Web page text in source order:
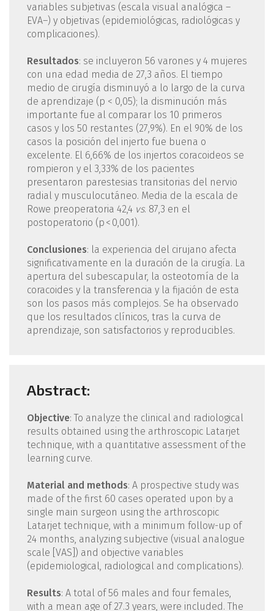
variables subjetivas (escala visual analógica –
EVA–) y objetivas (epidemiológicas, radiológicas y
complicaciones).
Resultados: se incluyeron 56 varones y 4 mujeres
con una edad media de 27,3 años. El tiempo
medio de cirugía disminuyó a lo largo de la curva
de aprendizaje (p < 0,05); la disminución más
importante fue al comparar los 10 primeros
casos y los 50 restantes (27,9%). En el 90% de los
casos la posición del injerto fue buena o
excelente. El 6,66% de los injertos coracoideos se
rompieron y el 3,33% de los pacientes
presentaron parestesias transitorias del nervio
radial y musculocutáneo. Media de la escala de
Rowe preoperatoria 42,4 vs. 87,3 en el
postoperatorio (p < 0,001).
Conclusiones: la experiencia del cirujano afecta
significativamente en la duración de la cirugía. La
apertura del subescapular, la osteotomía de la
coracoides y la transferencia y la fijación de esta
son los pasos más complejos. Se ha observado
que los resultados clínicos, tras la curva de
aprendizaje, son satisfactorios y reproducibles.
Abstract:
Objective: To analyze the clinical and radiological
results obtained using the arthroscopic Latarjet
technique, with a quantitative assessment of the
learning curve.
Material and methods: A prospective study was
made of the first 60 cases operated upon by a
single main surgeon using the arthroscopic
Latarjet technique, with a minimum follow-up of
24 months, analyzing subjective (visual analogue
scale [VAS]) and objective variables
(epidemiological, radiological and complications).
Results: A total of 56 males and four females,
with a mean age of 27.3 years, were included. The